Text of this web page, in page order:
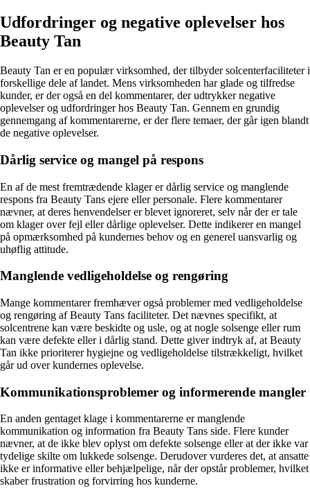
Udfordringer og negative oplevelser hos
Beauty Tan
Beauty Tan er en populær virksomhed, der tilbyder solcenterfaciliteter i
forskellige dele af landet. Mens virksomheden har glade og tilfredse
kunder, er der også en del kommentarer, der udtrykker negative
oplevelser og udfordringer hos Beauty Tan. Gennem en grundig
gennemgang af kommentarerne, er der flere temaer, der går igen blandt
de negative oplevelser.
Dårlig service og mangel på respons
En af de mest fremtrædende klager er dårlig service og manglende
respons fra Beauty Tans ejere eller personale. Flere kommentarer
nævner, at deres henvendelser er blevet ignoreret, selv når der er tale
om klager over fejl eller dårlige oplevelser. Dette indikerer en mangel
på opmærksomhed på kundernes behov og en generel uansvarlig og
uhøflig attitude.
Manglende vedligeholdelse og rengøring
Mange kommentarer fremhæver også problemer med vedligeholdelse
og rengøring af Beauty Tans faciliteter. Det nævnes specifikt, at
solcentrene kan være beskidte og usle, og at nogle solsenge eller rum
kan være defekte eller i dårlig stand. Dette giver indtryk af, at Beauty
Tan ikke prioriterer hygiejne og vedligeholdelse tilstrækkeligt, hvilket
går ud over kundernes oplevelse.
Kommunikationsproblemer og informerende mangler
En anden gentaget klage i kommentarerne er manglende
kommunikation og information fra Beauty Tans side. Flere kunder
nævner, at de ikke blev oplyst om defekte solsenge eller at der ikke var
tydelige skilte om lukkede solsenge. Derudover vurderes det, at ansatte
ikke er informative eller behjælpelige, når der opstår problemer, hvilket
skaber frustration og forvirring hos kunderne.